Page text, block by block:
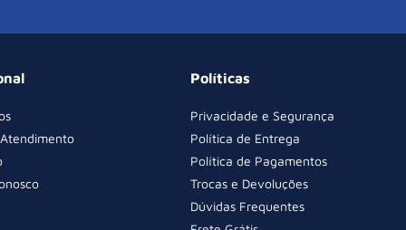
Políticas
Privacidade e Segurança
Política de Entrega
Política de Pagamentos
Trocas e Devoluções
Dúvidas Frequentes